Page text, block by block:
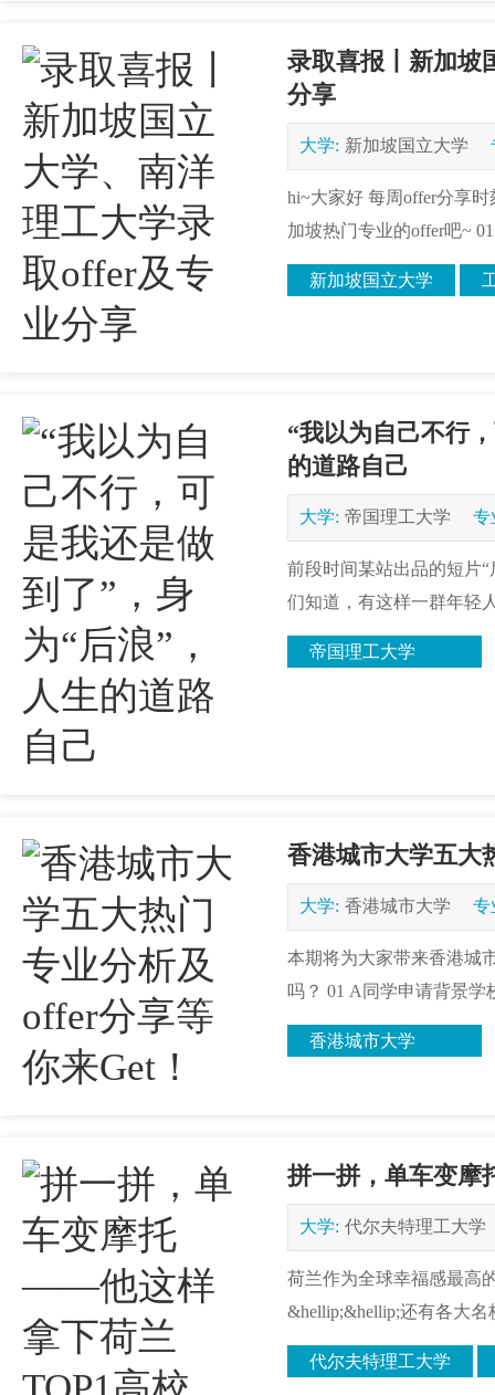
录取喜报丨新加坡
分享
大学: 新加坡国立大学
hi~大家好 每周offer分享
加坡热门专业的offer吧~
新加坡国立大学
“我以为自己不行
的道路自己
大学: 帝国理工大学 专
前段时间某站出品的短片
们知道，有这样一群年轻
帝国理工大学
香港城市大学五大
大学: 香港城市大学 专
本期将为大家带来香港城
吗？ 01 A同学申请背景学
香港城市大学
拼一拼，单车变
大学: 代尔夫特理工大学
荷兰作为全球幸福感最高
&hellip;&hellip;还有各大
代尔夫特理工大学